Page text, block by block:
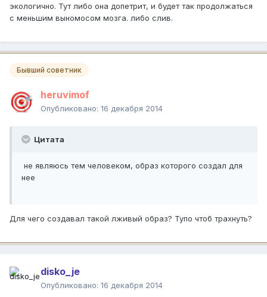
экологично. Тут либо она допетрит, и будет так продолжаться
с меньшим выномосом мозга. либо слив.
Бывший советник
heruvimof
Опубликовано: 16 декабря 2014
Цитата
не являюсь тем человеком, образ которого создал для
нее
Для чего создавал такой лживый образ? Тупо чтоб трахнуть?
disko_je
Опубликовано: 16 декабря 2014